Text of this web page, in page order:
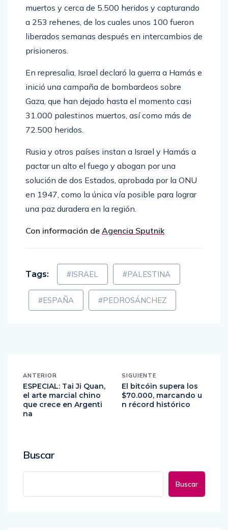
muertos y cerca de 5.500 heridos y capturando
a 253 rehenes, de los cuales unos 100 fueron
liberados semanas después en intercambios de
prisioneros.
En represalia, Israel declaró la guerra a Hamás e
inició una campaña de bombardeos sobre
Gaza, que han dejado hasta el momento casi
31.000 palestinos muertos, así como más de
72.500 heridos.
Rusia y otros países instan a Israel y Hamás a
pactar un alto el fuego y abogan por una
solución de dos Estados, aprobada por la ONU
en 1947, como la única vía posible para lograr
una paz duradera en la región.
Con información de Agencia Sputnik
Tags: #ISRAEL #PALESTINA
#ESPAÑA #PEDROSÁNCHEZ
ANTERIOR
ESPECIAL: Tai Ji Quan,
el arte marcial chino
que crece en Argenti
na
SIGUIENTE
El bitcóin supera los
$70.000, marcando u
n récord histórico
Buscar
Buscar